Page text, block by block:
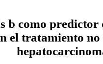
b como predictor
el tratamiento